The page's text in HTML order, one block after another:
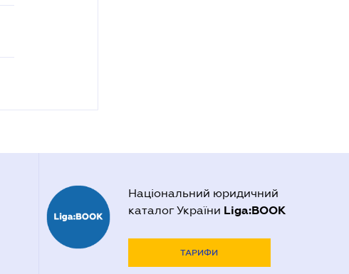
Національний юридичний
каталог України Liga:BOOK
ТАРИФИ